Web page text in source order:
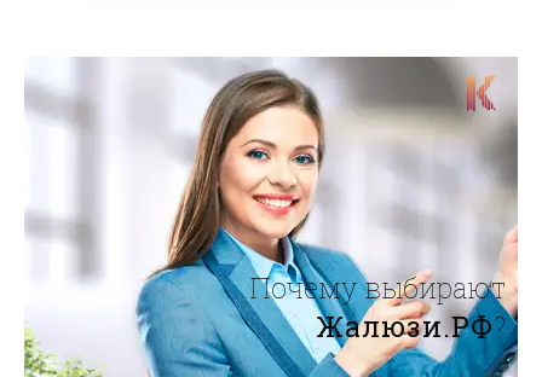
Почему выбирают
Жалюзи.РФ?